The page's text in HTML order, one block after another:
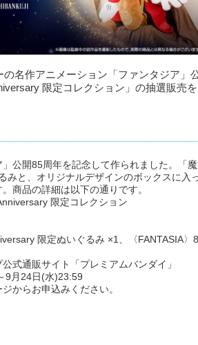
名作アニメーション「ファンタジア」
限定コレクション」の抽選販売を
公開85周年を記念して作られました。「
と、オリジナルデザインのボックスに入
商品の詳細は以下の通りです。
限定コレクション
限定ぬいぐるみ ×1、〈FANTASIA〉
式通販サイト「プレミアムバンダイ」
9月24日(水)23:59
からお申込みください。